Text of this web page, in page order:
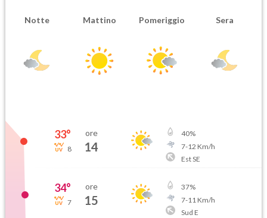
Notte Mattino Pomeriggio Sera
33°
8
ore
14
40%
7-12 Km/h
Est SE
34°
7
ore
15
37%
7-11 Km/h
Sud E